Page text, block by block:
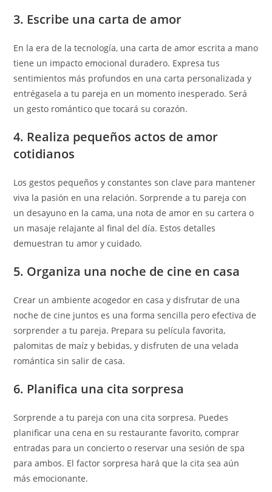
3. Escribe una carta de amor
En la era de la tecnología, una carta de amor escrita a mano
tiene un impacto emocional duradero. Expresa tus
sentimientos más profundos en una carta personalizada y
entrégasela a tu pareja en un momento inesperado. Será
un gesto romántico que tocará su corazón.
4. Realiza pequeños actos de amor
cotidianos
Los gestos pequeños y constantes son clave para mantener
viva la pasión en una relación. Sorprende a tu pareja con
un desayuno en la cama, una nota de amor en su cartera o
un masaje relajante al final del día. Estos detalles
demuestran tu amor y cuidado.
5. Organiza una noche de cine en casa
Crear un ambiente acogedor en casa y disfrutar de una
noche de cine juntos es una forma sencilla pero efectiva de
sorprender a tu pareja. Prepara su película favorita,
palomitas de maíz y bebidas, y disfruten de una velada
romántica sin salir de casa.
6. Planifica una cita sorpresa
Sorprende a tu pareja con una cita sorpresa. Puedes
planificar una cena en su restaurante favorito, comprar
entradas para un concierto o reservar una sesión de spa
para ambos. El factor sorpresa hará que la cita sea aún
más emocionante.